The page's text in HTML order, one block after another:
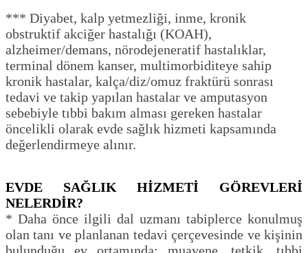
*** Diyabet, kalp yetmezliği, inme, kronik
obstruktif akciğer hastalığı (KOAH),
alzheimer/demans, nörodejeneratif hastalıklar,
terminal dönem kanser, multimorbiditeye sahip
kronik hastalar, kalça/diz/omuz fraktürü sonrası
tedavi ve takip yapılan hastalar ve amputasyon
sebebiyle tıbbi bakım alması gereken hastalar
öncelikli olarak evde sağlık hizmeti kapsamında
değerlendirmeye alınır.
EVDE SAĞLIK HİZMETİ GÖREVLERİ
NELERDİR?
* Daha önce ilgili dal uzmanı tabiplerce konulmuş
olan tanı ve planlanan tedavi çerçevesinde ve kişinin